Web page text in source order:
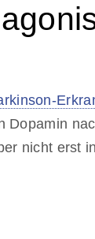
nicht erst